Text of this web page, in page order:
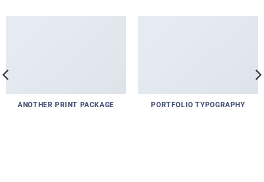
ANOTHER PRINT PACKAGE PORTFOLIO TYPOGRAPHY